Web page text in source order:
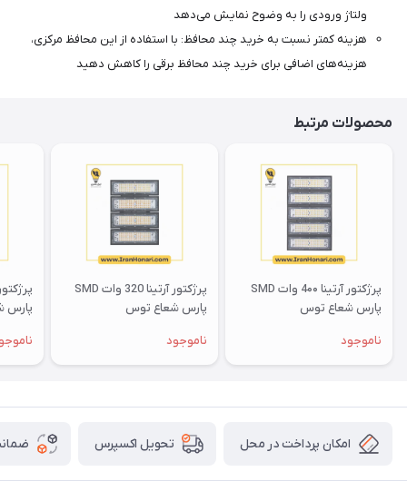
ولتاژ ورودی را به وضوح نمایش می‌دهد
هزینه کمتر نسبت به خرید چند محافظ: با استفاده از این محافظ مرکزی،
هزینه‌های اضافی برای خرید چند محافظ برقی را کاهش دهید
محصولات مرتبط
پرژکتور آرتینا 4۰۰ وات SMD
پارس شعاع توس
ناموجود
پرژکتور آرتینا 320 وات SMD
پارس شعاع توس
ناموجود
پارس
امکان پرداخت در محل تحویل اکسپرس